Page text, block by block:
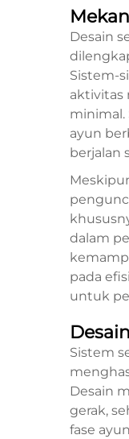
Desain
Sistem-
aktivitas
ayun
berjalan
dalam
pada
untuk
Sistem
Desain
gerak,
fase